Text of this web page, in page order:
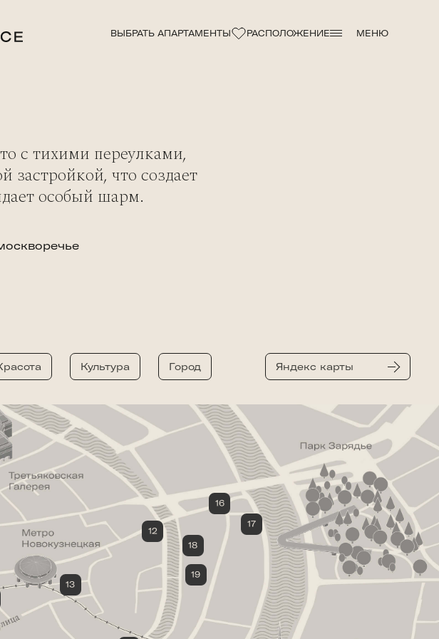
ВЫБРАТЬ АПАРТАМЕНТЫ РАСПОЛОЖЕНИЕ МЕНЮ
с тихими переулками,
что создает
особый шарм.
Культура Город Яндекс карты
12 Mitzva Bar
13 Северэвер
Джонджоли
16 Балчуг Гриль
17
Санпиро
18 Touch Moscow
19 Sadovnicheskaya